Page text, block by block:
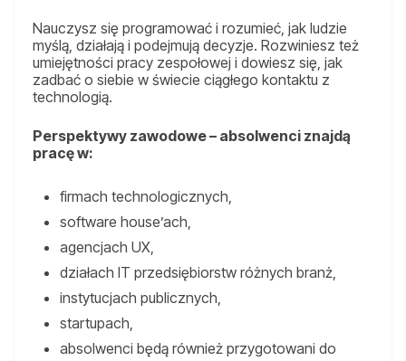
Nauczysz się programować i rozumieć, jak ludzie
myślą, działają i podejmują decyzje. Rozwiniesz też
umiejętności pracy zespołowej i dowiesz się, jak
zadbać o siebie w świecie ciągłego kontaktu z
technologią.
Perspektywy zawodowe – absolwenci znajdą
pracę w:
firmach technologicznych,
software house’ach,
agencjach UX,
działach IT przedsiębiorstw różnych branż,
instytucjach publicznych,
startupach,
absolwenci będą również przygotowani do